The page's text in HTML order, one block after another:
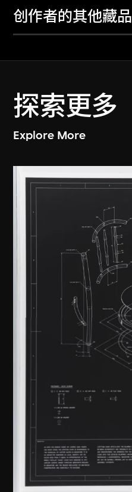
创作者的其他藏品
探索更多
Explore More